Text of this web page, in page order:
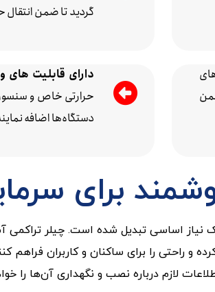
گردید تا ضمن
دارای قابلیت های
حرارتی خاص و
دستگاه‌ها اضافه
برای
اساسی تبدیل شده است. چیلر تراکمی
و راحتی را برای ساکنان و کاربران
لازم درباره نصب و نگهداری آن‌ها را